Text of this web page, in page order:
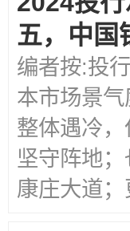
五，中国
编者按:投
本市场景
整体遇冷
坚守阵地
康庄大道；